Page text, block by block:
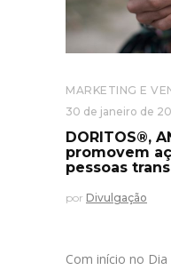
MARKETING E
30 de janeiro de
DORITOS®,
promovem
pessoas trans
por Divulgação
Com início no Dia